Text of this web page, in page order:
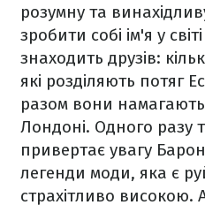
розумну та
зробити собі ім'я у
знаходить друзів:
які розділяють потяг
разом вони
Лондоні. Одного разу
привертає увагу
легенди моди, яка є
страхітливо високою.